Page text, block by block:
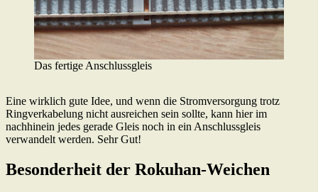
Das fertige Anschlussgleis
Eine wirklich gute Idee, und wenn die Stromversorgung trotz
Ringverkabelung nicht ausreichen sein sollte, kann hier im
nachhinein jedes gerade Gleis noch in ein Anschlussgleis
verwandelt werden. Sehr Gut!
Besonderheit der Rokuhan-Weichen